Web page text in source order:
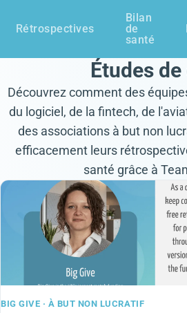
Rétrospectives
Bilan
de
santé
Études
Découvrez comment des
du logiciel, de la fintech, de
des associations à but non
efficacement leurs
santé grâce à
BIG GIVE · À BUT NON LUCRATIF